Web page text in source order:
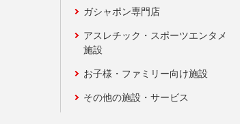
ガシャポン専門店
アスレチック・スポーツエンタメ
施設
お子様・ファミリー向け施設
その他の施設・サービス